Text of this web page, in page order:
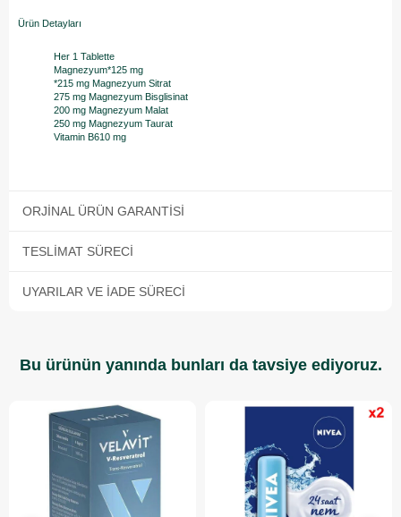
Ürün Detayları
Her 1 Tablette
Magnezyum*125 mg
*215 mg Magnezyum Sitrat
275 mg Magnezyum Bisglisinat
200 mg Magnezyum Malat
250 mg Magnezyum Taurat
Vitamin B610 mg
ORJINAL ÜRÜN GARANTISI
TESLIMAT SÜRECI
UYARILAR VE İADE SÜRECI
Bu ürünün yanında bunları da tavsiye ediyoruz.